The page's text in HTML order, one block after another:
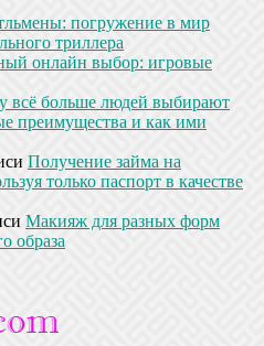
погружение в мир
триллера
онлайн выбор: игровые
всё больше людей выбирают
преимущества и как ими
Получение займа на
только паспорт в качестве
Макияж для разных форм
образа